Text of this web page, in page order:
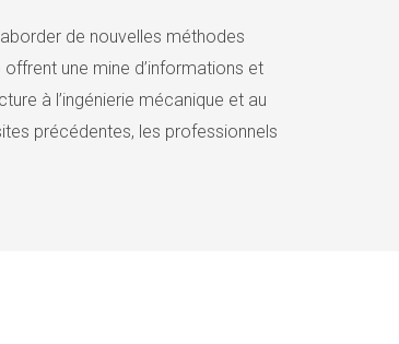
de nouvelles méthodes
une mine d’informations et
à l’ingénierie mécanique et au
précédentes, les professionnels